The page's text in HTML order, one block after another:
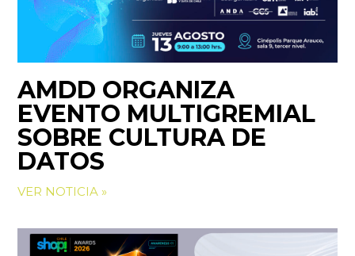
AMDD ORGANIZA
EVENTO MULTIGREMIAL
SOBRE CULTURA DE
DATOS
VER NOTICIA »